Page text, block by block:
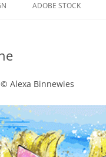
ADOBE STOCK
Alexa Binnewies